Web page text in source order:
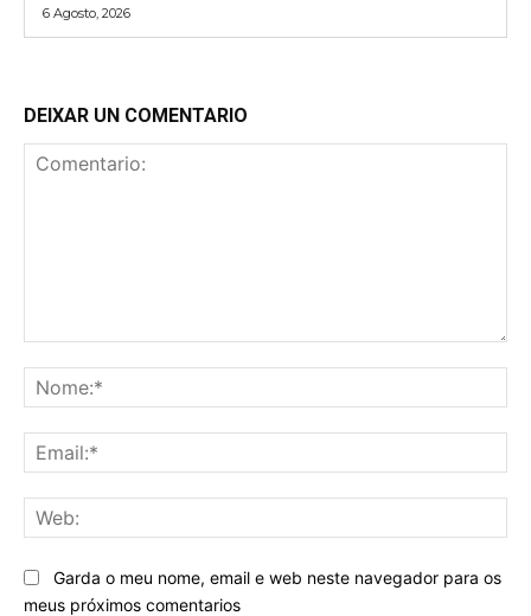
6 Agosto, 2026
DEIXAR UN COMENTARIO
Garda o meu nome, email e web neste navegador para os
meus próximos comentarios